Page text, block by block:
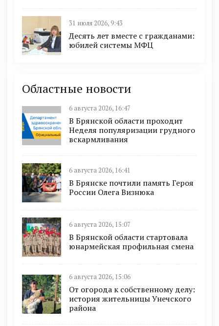
31 июля 2026, 9:43
Десять лет вместе с гражданами:
юбилей системы МФЦ
Областные новости
6 августа 2026, 16:47
В Брянской области проходит
Неделя популяризации грудного
вскармливания
6 августа 2026, 16:41
В Брянске почтили память Героя
России Олега Визнюка
6 августа 2026, 15:07
В Брянской области стартовала
юнармейская профильная смена
6 августа 2026, 15:06
От огорода к собственному делу:
история жительницы Унечского
района